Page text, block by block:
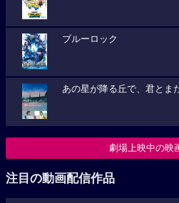
ブルーロック
あの星が降る丘で、君とま
劇場上映中の映
注目の動画配信作品